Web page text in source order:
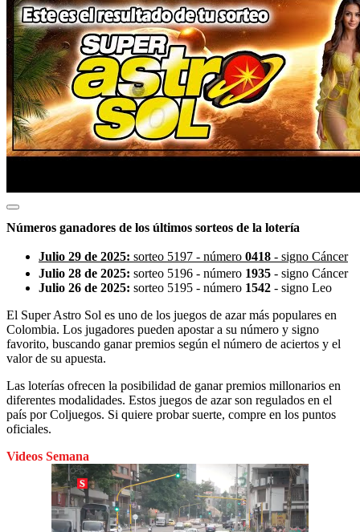
Números ganadores de los últimos sorteos de la lotería
Julio 29 de 2025: sorteo 5197 - número 0418 - signo Cáncer
Julio 28 de 2025: sorteo 5196 - número 1935 - signo Cáncer
Julio 26 de 2025: sorteo 5195 - número 1542 - signo Leo
El Super Astro Sol es uno de los juegos de azar más populares en
Colombia. Los jugadores pueden apostar a su número y signo
favorito, buscando ganar premios según el número de aciertos y el
valor de su apuesta.
Las loterías ofrecen la posibilidad de ganar premios millonarios en
diferentes modalidades. Estos juegos de azar son regulados en el
país por Coljuegos. Si quiere probar suerte, compre en los puntos
oficiales.
Videos Semana